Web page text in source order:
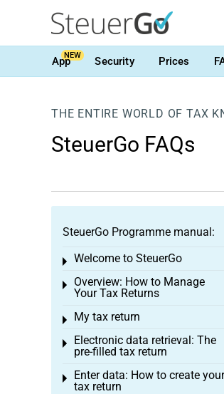
AppNEW Security Prices
THE ENTIRE WORLD OF TAX
SteuerGo FAQs
SteuerGo Programme manual:
Welcome to SteuerGo
Toggle menu
Overview: How to Manage
Your Tax Returns
Toggle menu
My tax return
Toggle menu
Electronic data retrieval: The
pre-filled tax return
Toggle menu
Enter data: How to create your
tax return
Toggle menu